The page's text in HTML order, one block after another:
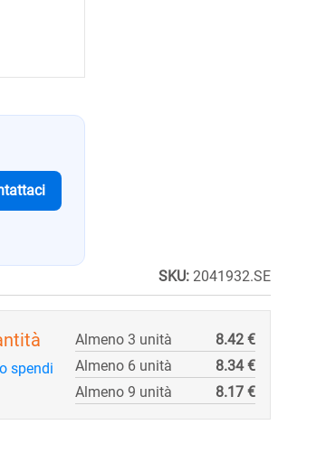
SKU: 2041932.SE
spendi
Almeno 3 unità
8.42 €
Almeno 6 unità
8.34 €
Almeno 9 unità
8.17 €